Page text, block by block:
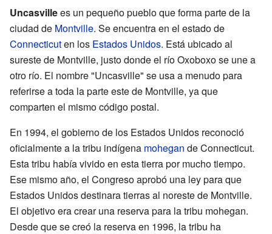
Uncasvillees un pequeño pueblo que forma parte de la
ciudad de Montville. Se encuentra en el estado de
Connecticuten los Estados Unidos. Está ubicado al
sureste de Montville, justo donde el río Oxoboxo se une a
otro río. El nombre "Uncasville" se usa a menudo para
referirse a toda la parte este de Montville, ya que
comparten el mismo código postal.
En 1994, el gobierno de los Estados Unidos reconoció
oficialmente a la tribu indígena mohegan de Connecticut.
Esta tribu había vivido en esta tierra por mucho tiempo.
Ese mismo año, el Congreso aprobó una ley para que
Estados Unidos destinara tierras al noreste de Montville.
El objetivo era crear una reserva para la tribu mohegan.
Desde que se creó la reserva en 1996, la tribu ha